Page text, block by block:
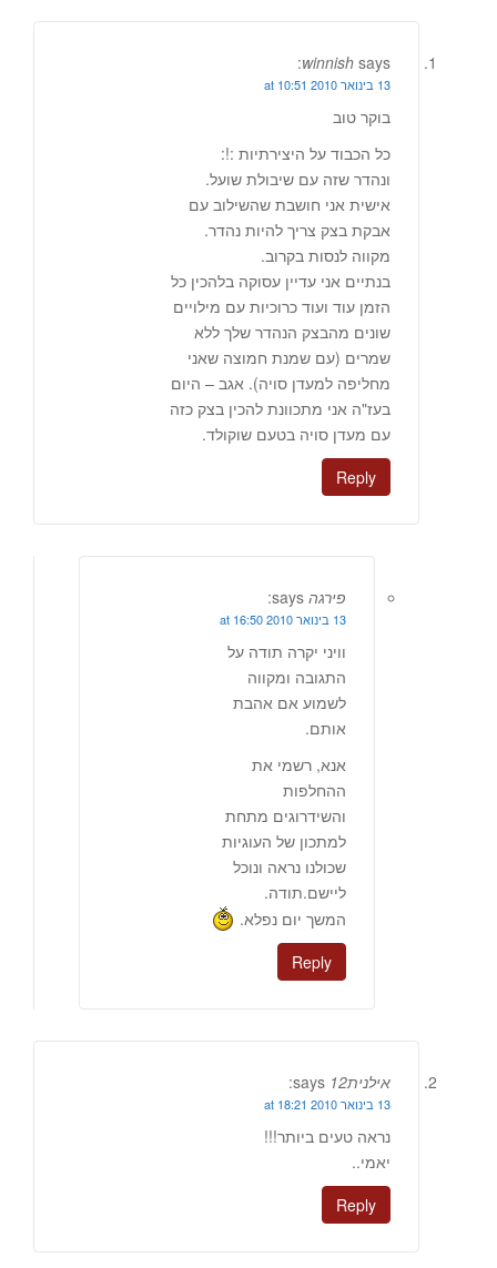
winnish says:
13 בינואר 2010 at 10:51
בוקר טוב
כל הכבוד על היצירתיות :!:
ונהדר שזה עם שיבולת שועל.
אישית אני חושבת שהשילוב עם
אבקת בצק צריך להיות נהדר.
מקווה לנסות בקרוב.
בנתיים אני עדיין עסוקה בלהכין כל
הזמן עוד ועוד כרוכיות עם מילויים
שונים מהבצק הנהדר שלך ללא
שמרים (עם שמנת חמוצה שאני
מחליפה למעדן סויה). אגב – היום
בעז"ה אני מתכוונת להכין בצק כזה
עם מעדן סויה בטעם שוקולד.
Reply
פירגה says:
13 בינואר 2010 at 16:50
וויני יקרה תודה על
התגובה ומקווה
לשמוע אם אהבת
אותם.
אנא, רשמי את
ההחלפות
והשידרוגים מתחת
למתכון של העוגיות
שכולנו נראה ונוכל
ליישם.תודה.
המשך יום נפלא.
Reply
אילנית12 says:
13 בינואר 2010 at 18:21
נראה טעים ביותר!!!
יאמי..
Reply